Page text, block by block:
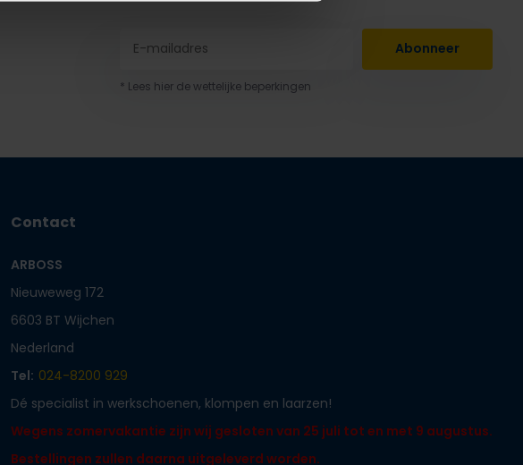
Abonneer
* Lees hier de wettelijke beperkingen
Contact
ARBOSS
Nieuweweg 172
6603 BT Wijchen
Nederland
Tel: 024-8200 929
Dé specialist in werkschoenen, klompen en laarzen!
Wegens zomervakantie zijn wij gesloten van 25 juli tot en met 9 augustus.
Bestellingen zullen daarna uitgeleverd worden.